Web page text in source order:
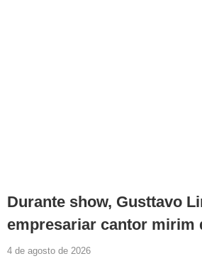
Durante show, Gusttavo
empresariar cantor mirim
4 de agosto de 2026